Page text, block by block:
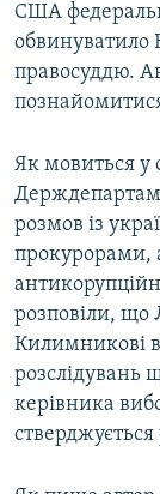
США
правосуддю.
Як мовиться у
розмов із
прокурорами,
розповіли, що
Килимникові
розслідувань
керівника
стверджується